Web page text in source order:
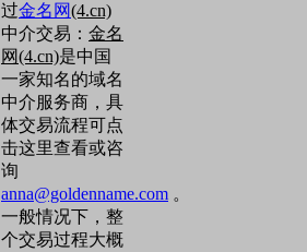
过金名网(4.cn)
中介交易： 金名
网(4.cn)是中国
一家知名的域名
中介服务商，具
体交易流程可点
击这里查看或咨
询
anna@goldenname.com 。
一般情况下，整
个交易过程大概